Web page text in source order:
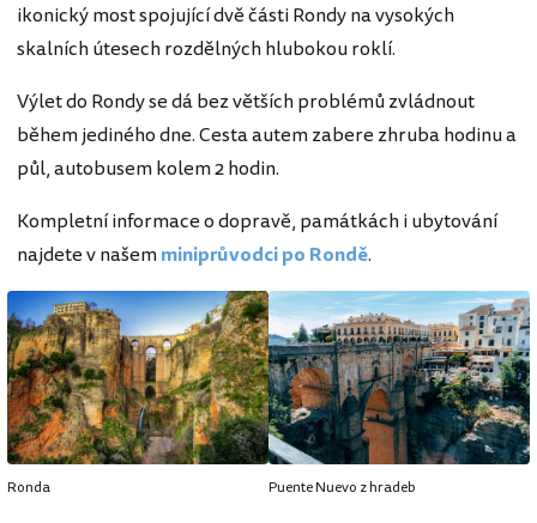
ikonický most spojující dvě části Rondy na vysokých
skalních útesech rozdělných hlubokou roklí.
Výlet do Rondy se dá bez větších problémů zvládnout
během jediného dne. Cesta autem zabere zhruba hodinu a
půl, autobusem kolem 2 hodin.
Kompletní informace o dopravě, památkách i ubytování
najdete v našemminiprůvodci po Rondě.
Ronda Puente Nuevo z hradeb